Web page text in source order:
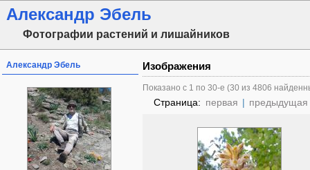
Александр Эбель
Фотографии растений и лишайников
Александр Эбель Изображения
Показано с 1 по 30-е (30 из 4806
Страница: первая | предыдущая